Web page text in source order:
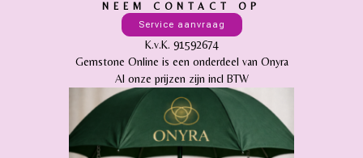
NEEM CONTACT OP
Service aanvraag
K.v.K. 91592674
Gemstone Online is een onderdeel van Onyra
Al onze prijzen zijn incl BTW